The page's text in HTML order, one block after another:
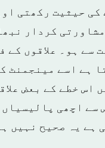
حیثیت رکھتی
کردار
سے ہو۔ علاقوں کے
ہے اسے مینجمنٹ
اس خطے کے بعض
اچھی پالیسیاں
ہے یہ صحیح نہیں